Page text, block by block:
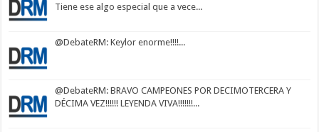
Tiene ese algo especial que a vece...
@DebateRM: Keylor enorme!!!!...
@DebateRM: BRAVO CAMPEONES POR DECIMOTERCERA Y
DÉCIMA VEZ!!!!!! LEYENDA VIVA!!!!!!!...